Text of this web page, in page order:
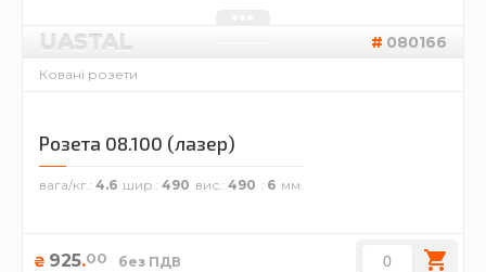
UASTAL 080166
Ковані розети
Розета 08.100 (лазер)
вага/кг. 4.6 шир. 490 вис. 490 6
₴ 925.00 без ПДВ